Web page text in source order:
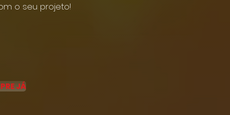
o seu projeto!
JÁ